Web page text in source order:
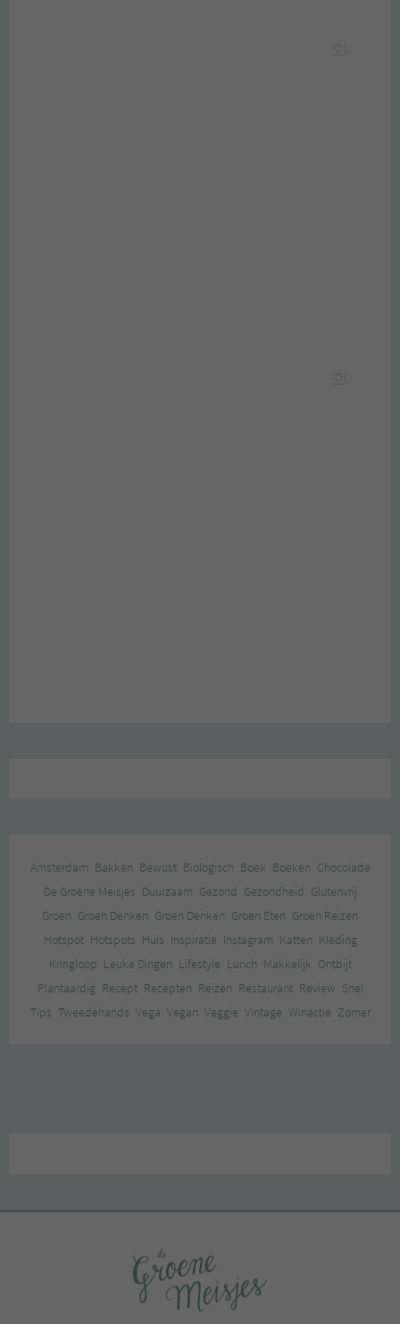
Amsterdam Bakken Bewust Biologisch Boek Boeken Chocolade
De Groene Meisjes Duurzaam Gezond Gezondheid Glutenvrij
Groen Groen Denken Groen Denken Groen Eten Groen Reizen
Hotspot Hotspots Huis Inspiratie Instagram Katten Kleding
Kringloop Leuke Dingen Lifestyle Lunch Makkelijk Ontbijt
Plantaardig Recept Recepten Reizen Restaurant Review Snel
Tips Tweedehands Vega Vegan Veggie Vintage Winactie Zomer